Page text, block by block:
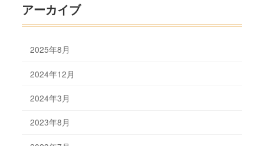
アーカイブ
2025年8月
2024年12月
2024年3月
2023年8月